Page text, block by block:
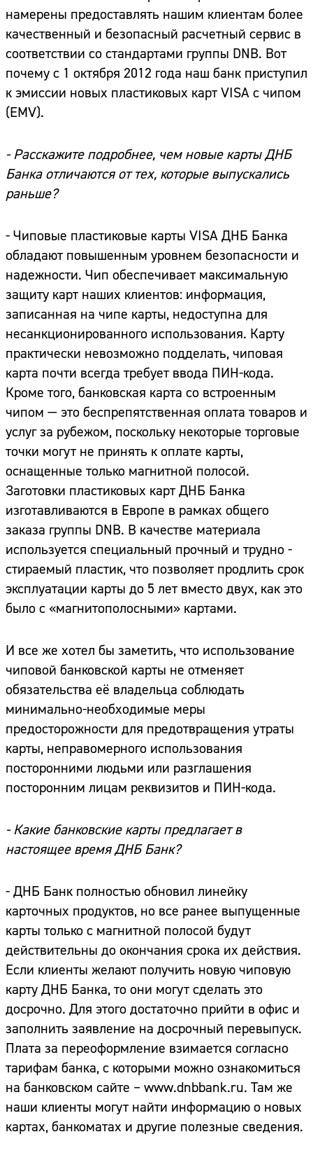
намерены предоставлять нашим клиентам более
качественный и безопасный расчетный сервис в
соответствии со стандартами группы DNB. Вот
почему с 1 октября 2012 года наш банк приступил
к эмиссии новых пластиковых карт VISA с чипом
(EMV).
- Расскажите подробнее, чем новые карты ДНБ
Банка отличаются от тех, которые выпускались
раньше?
- Чиповые пластиковые карты VISA ДНБ Банка
обладают повышенным уровнем безопасности и
надежности. Чип обеспечивает максимальную
защиту карт наших клиентов: информация,
записанная на чипе карты, недоступна для
несанкционированного использования. Карту
практически невозможно подделать, чиповая
карта почти всегда требует ввода ПИН-кода.
Кроме того, банковская карта со встроенным
чипом — это беспрепятственная оплата товаров и
услуг за рубежом, поскольку некоторые торговые
точки могут не принять к оплате карты,
оснащенные только магнитной полосой.
Заготовки пластиковых карт ДНБ Банка
изготавливаются в Европе в рамках общего
заказа группы DNB. В качестве материала
используется специальный прочный и трудно -
стираемый пластик, что позволяет продлить срок
эксплуатации карты до 5 лет вместо двух, как это
было с «магнитополосными» картами.
И все же хотел бы заметить, что использование
чиповой банковской карты не отменяет
обязательства её владельца соблюдать
минимально-необходимые меры
предосторожности для предотвращения утраты
карты, неправомерного использования
посторонними людьми или разглашения
посторонним лицам реквизитов и ПИН-кода.
- Какие банковские карты предлагает в
настоящее время ДНБ Банк?
- ДНБ Банк полностью обновил линейку
карточных продуктов, но все ранее выпущенные
карты только с магнитной полосой будут
действительны до окончания срока их действия.
Если клиенты желают получить новую чиповую
карту ДНБ Банка, то они могут сделать это
досрочно. Для этого достаточно прийти в офис и
заполнить заявление на досрочный перевыпуск.
Плата за переоформление взимается согласно
тарифам банка, с которыми можно ознакомиться
на банковском сайте – www.dnbbank.ru. Там же
наши клиенты могут найти информацию о новых
картах, банкоматах и другие полезные сведения.